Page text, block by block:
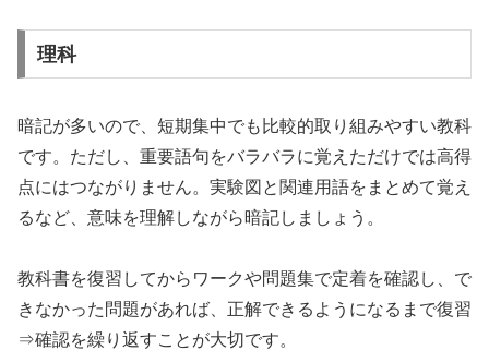
理科
暗記が多いので、短期集中でも比較的取り組みやすい教科
です。ただし、重要語句をバラバラに覚えただけでは高得
点にはつながりません。実験図と関連用語をまとめて覚え
るなど、意味を理解しながら暗記しましょう。
教科書を復習してからワークや問題集で定着を確認し、で
きなかった問題があれば、正解できるようになるまで復習
⇒確認を繰り返すことが大切です。